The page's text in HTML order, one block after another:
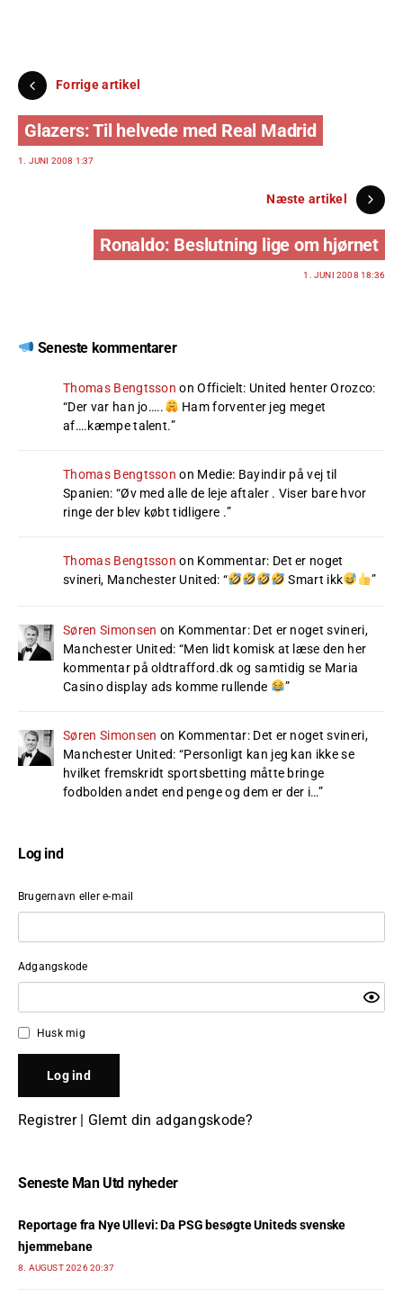
Forrige artikel
Glazers: Til helvede med Real Madrid
1. JUNI 2008 1:37
Næste artikel
Ronaldo: Beslutning lige om hjørnet
1. JUNI 2008 18:36
Seneste kommentarer
Thomas Bengtsson onOfficielt: United henter Orozco:
“Der var han jo…..
Ham forventer jeg meget
af….kæmpe talent.”
Thomas Bengtsson on Medie: Bayindir på vej til
Spanien: “Øv med alle de leje aftaler . Viser bare hvor
ringe der blev købt tidligere .”
Thomas Bengtsson on Kommentar: Det er noget
svineri, Manchester United: “ Smart ikk ”
Søren Simonsen on Kommentar: Det er noget svineri,
Manchester United: “Men lidt komisk at læse den her
kommentar på oldtrafford.dk og samtidig se Maria
Casino display ads komme rullende
”
Søren Simonsen on Kommentar: Det er noget svineri,
Manchester United: “Personligt kan jeg kan ikke se
hvilket fremskridt sportsbetting måtte bringe
fodbolden andet end penge og dem er der i…”
Log ind
Brugernavn eller e-mail
Adgangskode
Husk mig
Registrer| Glemt din adgangskode?
Seneste Man Utd nyheder
Reportage fra Nye Ullevi: Da PSG besøgte Uniteds svenske
hjemmebane
8. AUGUST 2026 20:37